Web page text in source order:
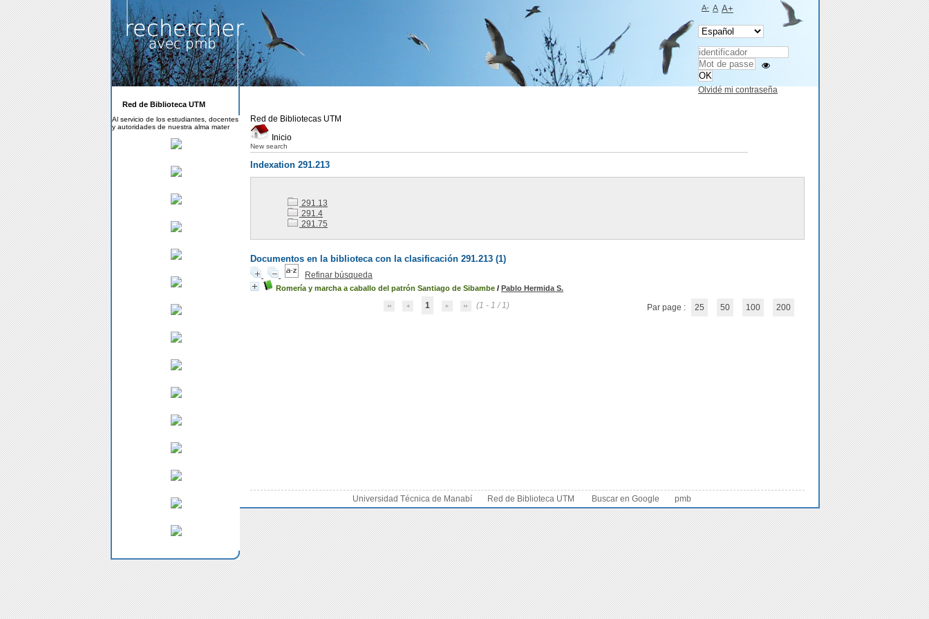
Red de Bibliotecas UTM
Inicio
New search
Indexation 291.213
291.13
291.4
291.75
Documentos en la biblioteca con la clasificación 291.213 (1)
Refinar búsqueda
Romería y marcha a caballo del patrón Santiago de Sibambe / Pablo Hermida S.
1 (1 - 1 / 1) Par page : 25 50 100 200
Universidad Técnica de Manabí Red de Biblioteca UTM Buscar en Google pmb
Red de Biblioteca UTM
Al servicio de los estudiantes, docentes
y autoridades de nuestra alma mater
A- A A+
Olvidé mi contraseña